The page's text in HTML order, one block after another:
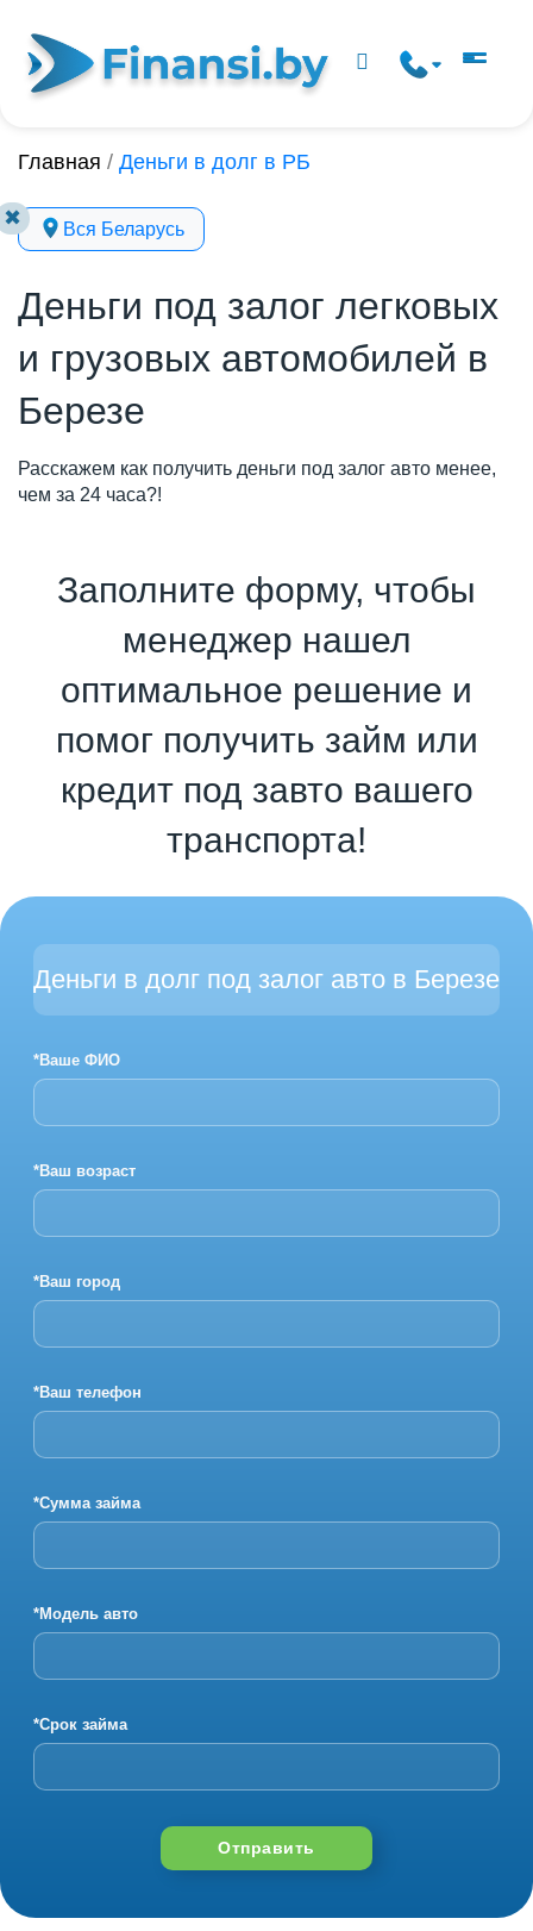
✖
Главная / Деньги в долг в РБ
Вся Беларусь
Деньги под залог легковых
и грузовых автомобилей в
Березе
Расскажем как получить деньги под залог авто менее,
чем за 24 часа?!
Заполните форму, чтобы
менеджер нашел
оптимальное решение и
помог получить займ или
кредит под завто вашего
транспорта!
Деньги в долг под залог авто в Березе
*Ваше ФИО
*Ваш возраст
*Ваш город
*Ваш телефон
*Сумма займа
*Модель авто
*Срок займа
Отправить